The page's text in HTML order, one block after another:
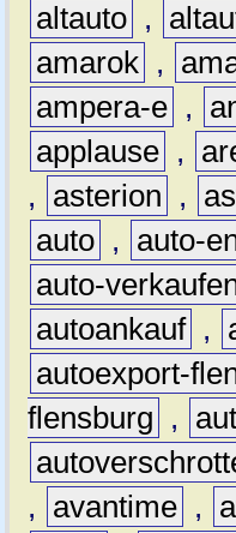
altauto ,
amarok ,
ampera-e ,
applause ,
,
asterion ,
auto , auto-
auto-
autoankauf ,
autoexport-
flensburg
,
,
avantime ,